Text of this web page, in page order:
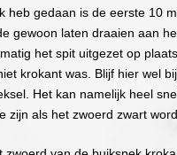
heb gedaan is de eerste 10
gewoon laten draaien aan
het spit uitgezet op
krokant was. Blijf hier wel
Het kan namelijk heel
zijn als het zwoerd zwart